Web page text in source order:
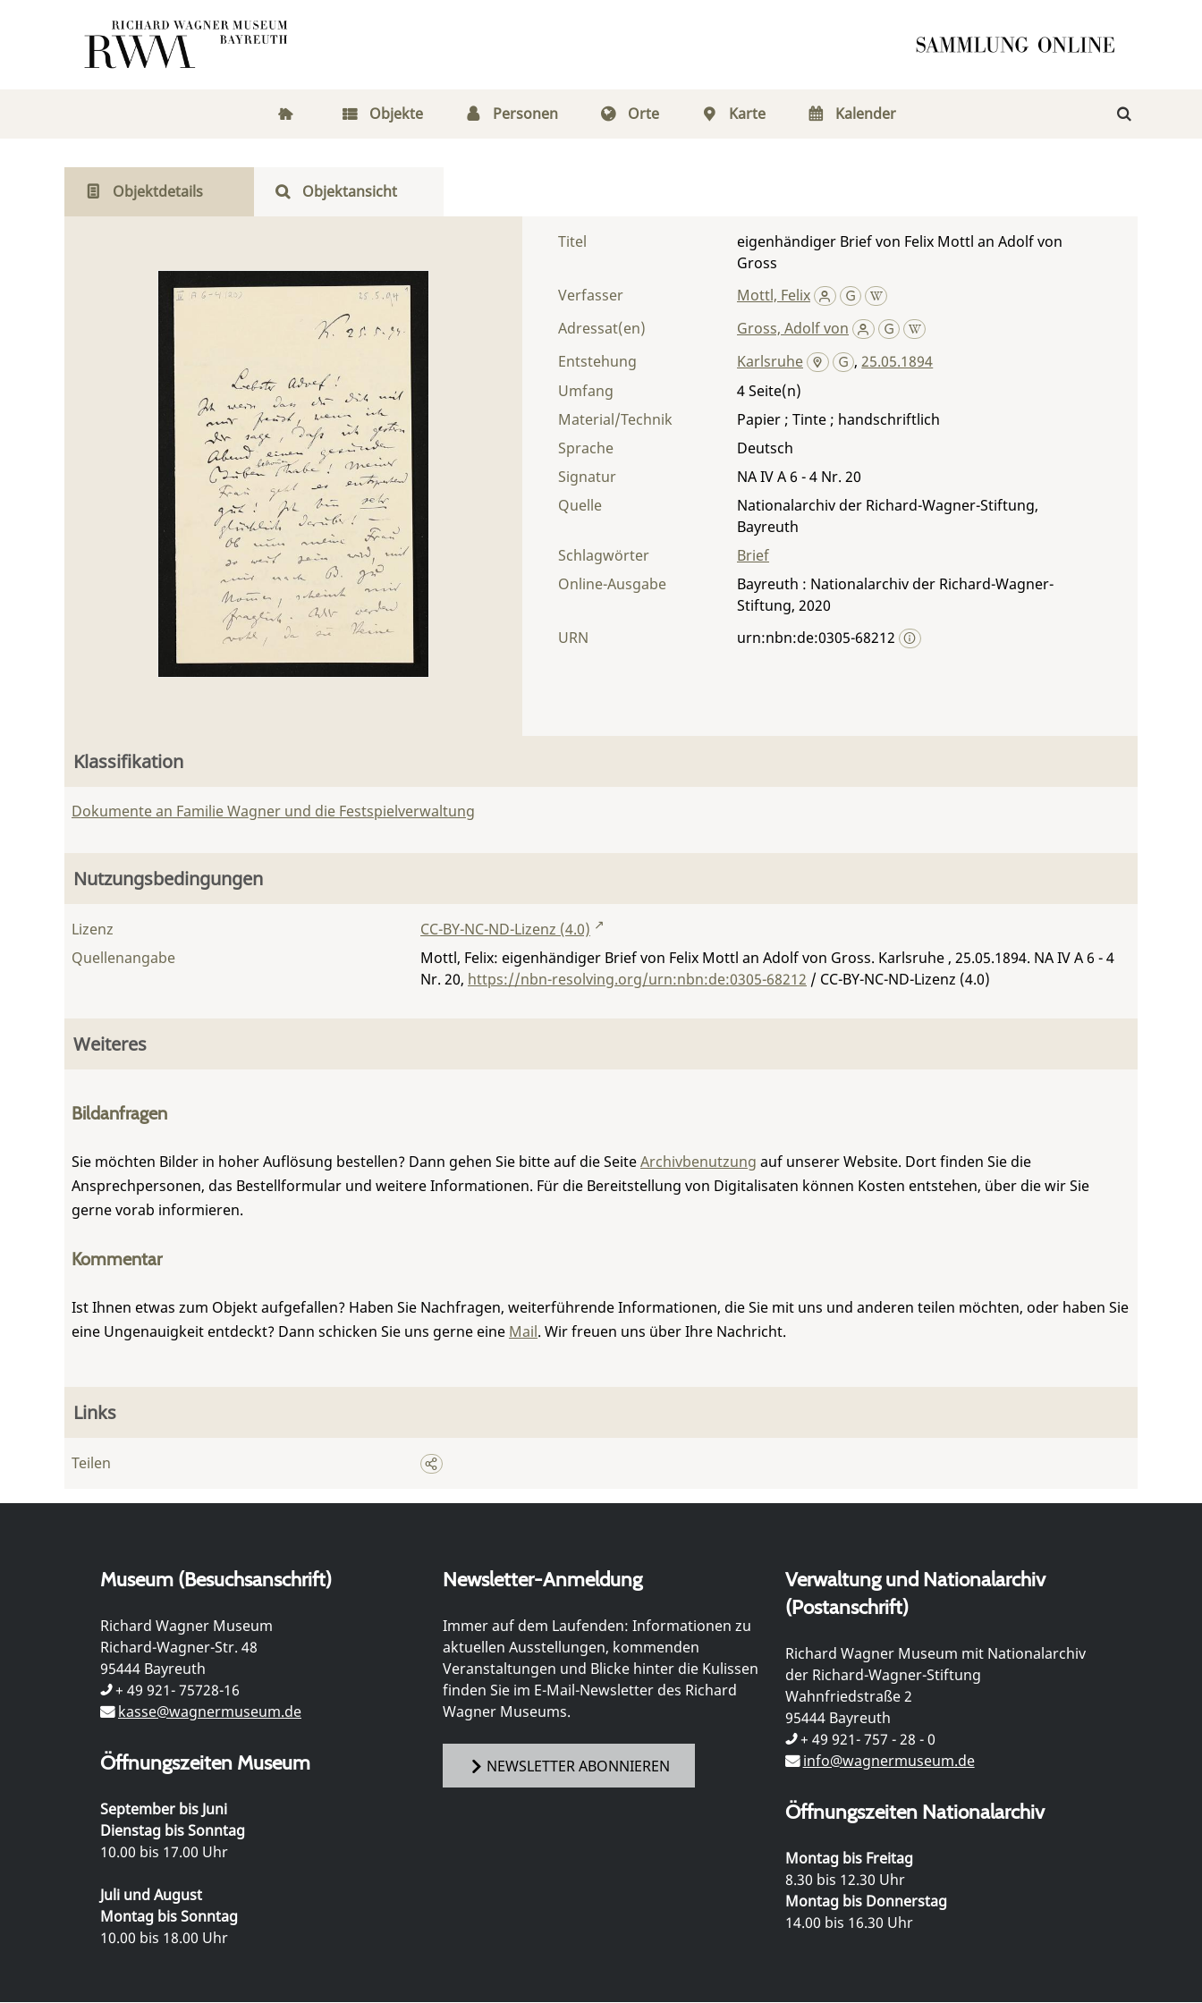
Objekte Personen Orte Karte Kalender
Objektdetails Objektansicht
Titel
eigenhändiger Brief von Felix Mottl an Adolf von
Gross
Verfasser
Mottl, Felix
Adressat(en)
Gross, Adolf von
Entstehung
Karlsruhe ,25.05.1894
Umfang
4
Material/Technik
Papier ; Tinte ; handschriftlich
Sprache
Deutsch
Signatur
NA IV A 6 - 4 Nr. 20
Quelle
Nationalarchiv der Richard-Wagner-Stiftung,
Bayreuth
Schlagwörter
Brief
Online-Ausgabe
Bayreuth : Nationalarchiv der Richard-Wagner-
Stiftung, 2020
URN
urn:nbn:de:0305-68212
Klassifikation
Dokumente an Familie Wagner und die Festspielverwaltung
Nutzungsbedingungen
Lizenz
CC-BY-NC-ND-Lizenz (4.0)
Quellenangabe
Mottl, Felix: eigenhändiger Brief von Felix Mottl an Adolf von Gross. Karlsruhe , 25.05.1894. NA IV A 6 - 4
Nr. 20, https://nbn-resolving.org/urn:nbn:de:0305-68212 / CC-BY-NC-ND-Lizenz (4.0)
Weiteres
Bildanfragen
Sie möchten Bilder in hoher Auflösung bestellen? Dann gehen Sie bitte auf die SeiteArchivbenutzung auf unserer Website. Dort finden Sie die
Ansprechpersonen, das Bestellformular und weitere Informationen. Für die Bereitstellung von Digitalisaten können Kosten entstehen, über die wir Sie
gerne vorab informieren.
Kommentar
Ist Ihnen etwas zum Objekt aufgefallen? Haben Sie Nachfragen, weiterführende Informationen, die Sie mit uns und anderen teilen möchten, oder haben Sie
eine Ungenauigkeit entdeckt? Dann schicken Sie uns gerne eine Mail. Wir freuen uns über Ihre Nachricht.
Links
Teilen
Museum (Besuchsanschrift)
Richard Wagner Museum
Richard-Wagner-Str. 48
95444 Bayreuth
+ 49 921- 75728-16
kasse@wagnermuseum.de
Öffnungszeiten Museum
September bis Juni
Dienstag bis Sonntag
10.00 bis 17.00 Uhr
Juli und August
Montag bis Sonntag
10.00 bis 18.00 Uhr
Newsletter-Anmeldung
Immer auf dem Laufenden: Informationen zu
aktuellen Ausstellungen, kommenden
Veranstaltungen und Blicke hinter die Kulissen
finden Sie im E-Mail-Newsletter des Richard
Wagner Museums.
NEWSLETTER ABONNIEREN
Verwaltung und Nationalarchiv
(Postanschrift)
Richard Wagner Museum mit Nationalarchiv
der Richard-Wagner-Stiftung
Wahnfriedstraße 2
95444 Bayreuth
+ 49 921- 757 - 28 - 0
info@wagnermuseum.de
Öffnungszeiten Nationalarchiv
Montag bis Freitag
8.30 bis 12.30 Uhr
Montag bis Donnerstag
14.00 bis 16.30 Uhr